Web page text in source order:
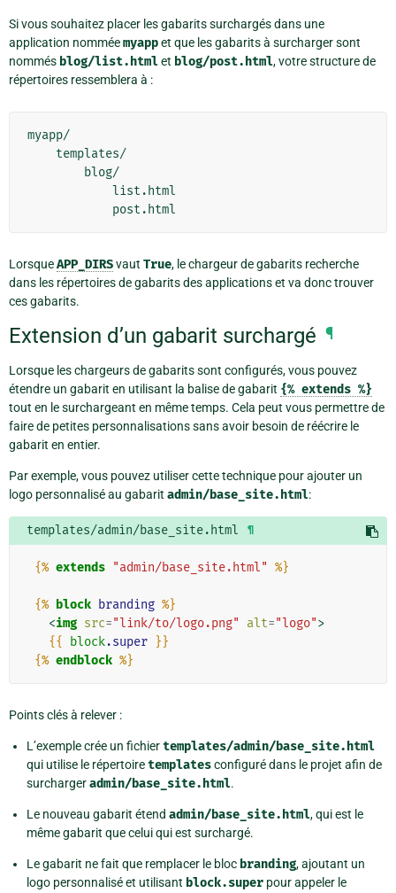
Si vous souhaitez placer les gabarits surchargés dans une
application nomméemyappet que les gabarits à surcharger sont
nommés blog/list.htmlet blog/post.html, votre structure de
répertoires ressemblera à :
myapp/
LorsqueAPP_DIRSvaut True, le chargeur de gabarits recherche
dans les répertoires de gabarits des applications et va donc trouver
ces gabarits.
Extension d’un gabarit surchargé ¶
Lorsque les chargeurs de gabarits sont configurés, vous pouvez
étendre un gabarit en utilisant la balise de gabarit {% extends %}
tout en le surchargeant en même temps. Cela peut vous permettre de
faire de petites personnalisations sans avoir besoin de réécrire le
gabarit en entier.
Par exemple, vous pouvez utiliser cette technique pour ajouter un
logo personnalisé au gabarit admin/base_site.html:
templates/admin/base_site.html ¶
{% extends "admin/base_site.html" %}
{% block branding %}
<img src="link/to/logo.png" alt="logo">
{{
block.super }}
{% endblock %}
Points clés à relever :
L’exemple crée un fichiertemplates/admin/base_site.html
qui utilise le répertoiretemplatesconfiguré dans le projet afin de
surchargeradmin/base_site.html.
Le nouveau gabarit étend admin/base_site.html, qui est le
même gabarit que celui qui est surchargé.
Le gabarit ne fait que remplacer le bloc branding, ajoutant un
logo personnalisé et utilisant block.super pour appeler le